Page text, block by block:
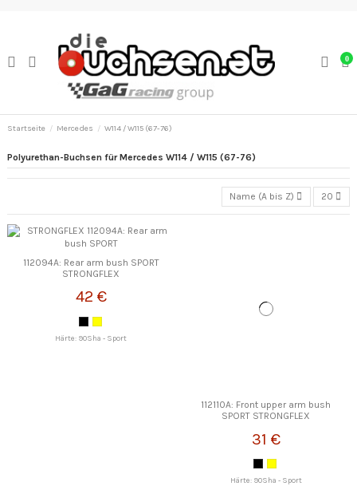
0
Startseite Mercedes W114 / W115 (67-76)
Polyurethan-Buchsen für Mercedes W114 / W115 (67-76)
Name (A bis Z) 20
112094A: Rear arm bush SPORT
STRONGFLEX
42 €
Härte: 90Sha - Sport
112110A: Front upper arm bush
SPORT STRONGFLEX
31 €
Härte: 90Sha - Sport